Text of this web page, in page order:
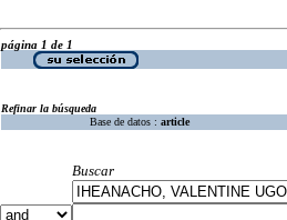
página 1 de 1
Refinar la búsqueda
Base de datos : article
Buscar